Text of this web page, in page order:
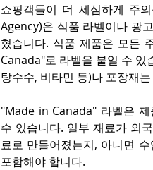
쇼핑객들이 더 세심하게 주
Agency)은 식품 라벨이나 광
혔습니다. 식품 제품은 모든
Canada"로 라벨을 붙일 수 있
탕수수, 비타민 등)나 포장재
"Made in Canada" 라벨은
수 있습니다. 일부 재료가 외
료로 만들어졌는지, 아니면
포함해야 합니다.